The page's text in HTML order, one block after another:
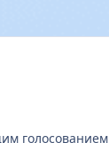
голосованием